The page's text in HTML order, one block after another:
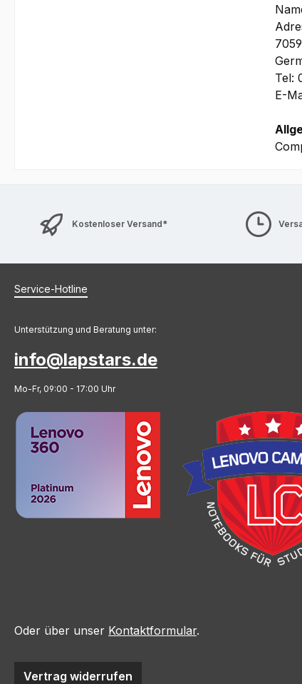
Tel:
E-
Kostenloser Versand*
Service-Hotline
Unterstützung und Beratung unter:
info@lapstars.de
Mo-Fr, 09:00 - 17:00 Uhr
Oder über unser Kontaktformular.
Vertrag widerrufen